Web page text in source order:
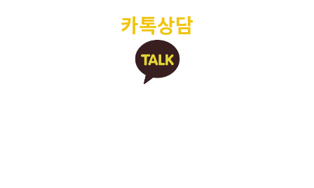
카톡상담